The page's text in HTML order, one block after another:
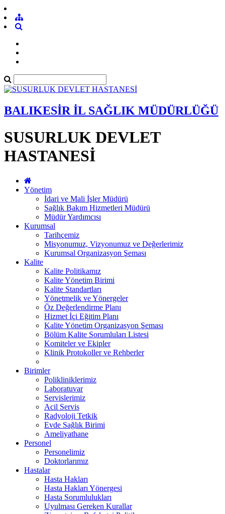
BALIKESİR İL SAĞLIK MÜDÜRLÜĞÜ
SUSURLUK DEVLET
HASTANESİ
Yönetim
İdari ve Mali İşler Müdürü
Sağlık Bakım Hizmetleri Müdürü
Müdür Yardımcısı
Kurumsal
Tarihçemiz
Misyonumuz, Vizyonumuz ve Değerlerimiz
Kurumsal Organizasyon Şeması
Kalite
Kalite Politikamız
Kalite Yönetim Birimi
Kalite Standartları
Yönetmelik ve Yönergeler
Öz Değerlendirme Planı
Hizmet İçi Eğitim Planı
Kalite Yönetim Organizasyon Şeması
Bölüm Kalite Sorumluları Listesi
Komiteler ve Ekipler
Klinik Protokoller ve Rehberler
Birimler
Polikliniklerimiz
Laboratuvar
Servislerimiz
Acil Servis
Radyoloji Tetkik
Evde Sağlık Birimi
Ameliyathane
Personel
Personelimiz
Doktorlarımız
Hastalar
Hasta Hakları
Hasta Hakları Yönergesi
Hasta Sorumlulukları
Uyulması Gereken Kurallar